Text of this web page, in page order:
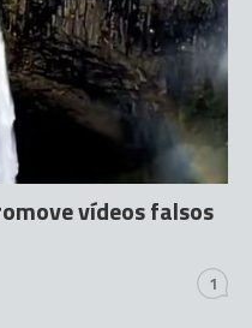
vídeos falsos
1